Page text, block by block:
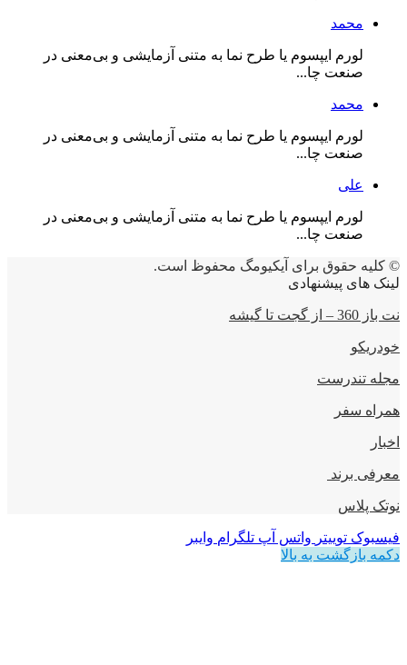
محمد
لورم ایپسوم یا طرح‌ نما به متنی آزمایشی و بی‌معنی در
صنعت چا...
محمد
لورم ایپسوم یا طرح‌ نما به متنی آزمایشی و بی‌معنی در
صنعت چا...
علی
لورم ایپسوم یا طرح‌ نما به متنی آزمایشی و بی‌معنی در
صنعت چا...
© کلیه حقوق برای آیکیومگ محفوظ است.
لینک های پیشنهادی
نت باز 360 – از گجت تا گیشه
خودریکو
مجله‌ تندرست
همراه سفر
اخبار
معرفی برند
نوتک پلاس
فیسبوک توییتر واتس آپ تلگرام وایبر
دکمه بازگشت به بالا